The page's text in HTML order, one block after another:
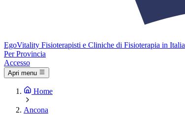
EgoVitality Fisioterapisti e Cliniche di Fisioterapia in Italia
Per Provincia
Accesso
Apri menu
Home
Ancona